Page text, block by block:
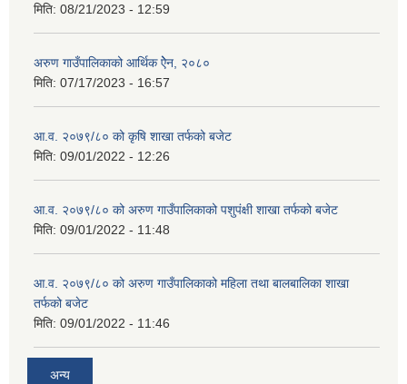
मिति: 08/21/2023 - 12:59
अरुण गाउँपालिकाको आर्थिक ऐेन, २०८०
मिति: 07/17/2023 - 16:57
आ.व. २०७९/८० को कृषि शाखा तर्फको बजेट
मिति: 09/01/2022 - 12:26
आ.व. २०७९/८० को अरुण गाउँपालिकाको पशुपंक्षी शाखा तर्फको बजेट
मिति: 09/01/2022 - 11:48
आ.व. २०७९/८० को अरुण गाउँपालिकाको महिला तथा बालबालिका शाखा
तर्फको बजेट
मिति: 09/01/2022 - 11:46
अन्य